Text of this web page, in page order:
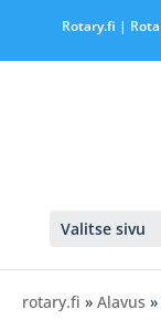
Rotary.fi |
Valitse sivu
rotary.fi » Alavus